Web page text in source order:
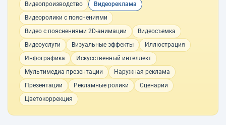
Видеопроизводство
Видеореклама
Видеоролики с пояснениями
Видео с пояснениями 2D-анимации
Видеосъемка
Видеоуслуги
Визуальные эффекты
Иллюстрация
Инфографика
Искусственный интеллект
Мультимедиа презентации
Наружная реклама
Презентации
Рекламные ролики
Сценарии
Цветокоррекция